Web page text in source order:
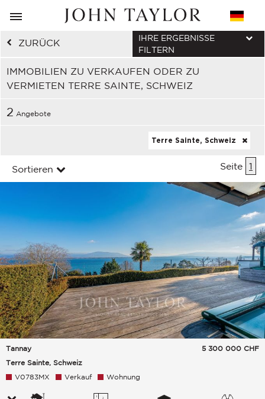
ZURÜCK
IMMOBILIEN ZU VERKAUFEN ODER ZU
VERMIETEN TERRE SAINTE, SCHWEIZ
IHRE ERGEBNISSE
FILTERN
2 Angebote
Terre Sainte, Schweiz
Sortieren Seite 1
Tannay
Terre Sainte, Schweiz
5 300 000 CHF
V0783MX Verkauf Wohnung